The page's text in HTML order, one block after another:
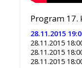
Program 17.
28.11.2015
28.11.2015
28.11.2015
28.11.2015